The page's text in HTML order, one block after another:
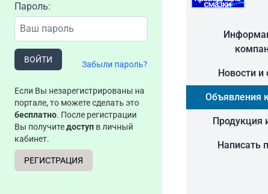
Пароль:
ВОЙТИ Забыли пароль?
Если Вы незарегистрированы на
портале, то можете сделать это
бесплатно. После регистрации
Вы получитедоступ в личный
кабинет.
РЕГИСТРАЦИЯ
Новости и
Объявления
Продукция
Написать